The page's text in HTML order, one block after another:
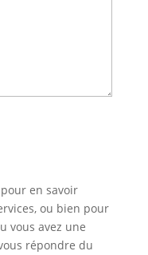
en savoir
ou bien pour
vous avez une
répondre du